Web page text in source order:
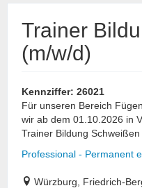
Trainer
(m/w/d)
Kennziffer: 26021
Für unseren Bereich
wir ab dem 01.10.2026 in
Trainer Bildung Schweißen
Professional - Permanent
Würzburg, Friedrich-